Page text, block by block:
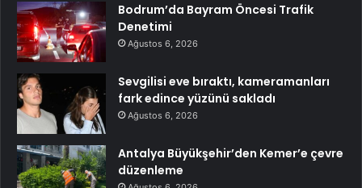
Bodrum’da Bayram Öncesi Trafik
Denetimi
Ağustos 6, 2026
Sevgilisi eve bıraktı, kameramanları
fark edince yüzünü sakladı
Ağustos 6, 2026
Antalya Büyükşehir’den Kemer’e çevre
düzenleme